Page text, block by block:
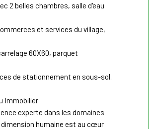
2 belles chambres, salle d'eau
et services du village,
60X60, parquet
de stationnement en sous-sol.
Immobilier
experte dans les domaines
dimension humaine est au cœur